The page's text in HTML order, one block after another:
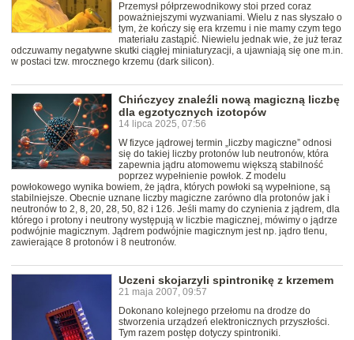
Przemysł półprzewodnikowy stoi przed coraz
poważniejszymi wyzwaniami. Wielu z nas słyszało o
tym, że kończy się era krzemu i nie mamy czym tego
materiału zastąpić. Niewielu jednak wie, że już teraz
odczuwamy negatywne skutki ciągłej miniaturyzacji, a ujawniają się one m.in.
w postaci tzw. mrocznego krzemu (dark silicon).
Chińczycy znaleźli nową magiczną liczbę
dla egzotycznych izotopów
14 lipca 2025, 07:56
W fizyce jądrowej termin „liczby magiczne” odnosi
się do takiej liczby protonów lub neutronów, która
zapewnia jądru atomowemu większą stabilność
poprzez wypełnienie powłok. Z modelu
powłokowego wynika bowiem, że jądra, których powłoki są wypełnione, są
stabilniejsze. Obecnie uznane liczby magiczne zarówno dla protonów jak i
neutronów to 2, 8, 20, 28, 50, 82 i 126. Jeśli mamy do czynienia z jądrem, dla
którego i protony i neutrony występują w liczbie magicznej, mówimy o jądrze
podwójnie magicznym. Jądrem podwójnie magicznym jest np. jądro tlenu,
zawierające 8 protonów i 8 neutronów.
Uczeni skojarzyli spintronikę z krzemem
21 maja 2007, 09:57
Dokonano kolejnego przełomu na drodze do
stworzenia urządzeń elektronicznych przyszłości.
Tym razem postęp dotyczy spintroniki.